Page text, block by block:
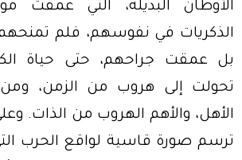
الأوطان البديلة، التي عمقت
الذكريات في نفوسهم، فلم تمنحهم
بل عمقت جراحهم، حتى حياة
تحولت إلى هروب من الزمن،
الأهل، والأهم الهروب من الذات.
ترسم صورة قاسية لواقع الحرب